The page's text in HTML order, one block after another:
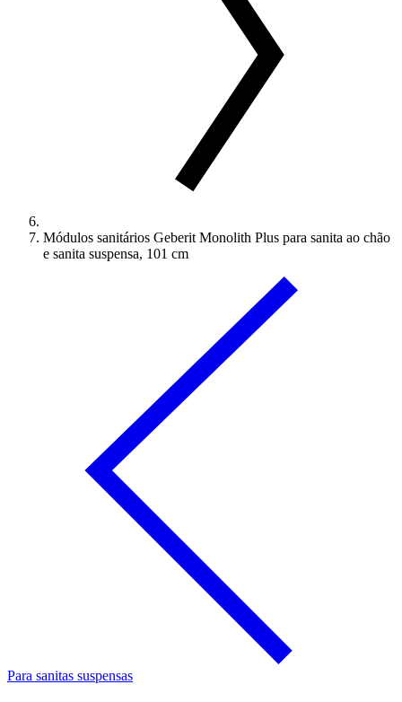
Módulos sanitários Geberit Monolith Plus para sanita ao chão
e sanita suspensa, 101 cm
Para sanitas suspensas